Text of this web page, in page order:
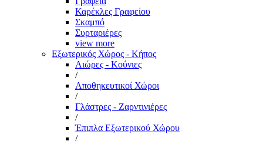
Καρέκλες Γραφείου
Σκαμπό
Συρταριέρες
view more
Εξωτερικός Χώρος - Κήπος
Αιώρες - Κούνιες
/
Αποθηκευτικοί Χώροι
/
Γλάστρες - Ζαρντινιέρες
/
Έπιπλα Εξωτερικού Χώρου
/